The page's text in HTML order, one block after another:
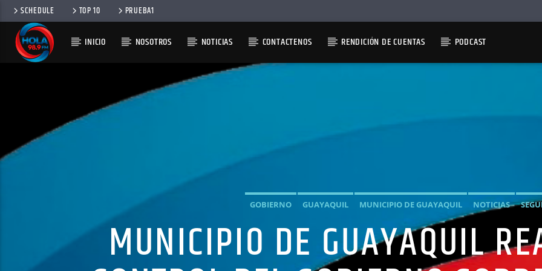
SCHEDULE TOP 10 PRUEBA1
INICIO NOSOTROS NOTICIAS CONTACTENOS RENDICIÓN DE CUENTAS PODCAST
GOBIERNO GUAYAQUIL MUNICIPIO DE GUAYAQUIL NOTICIAS
MUNICIPIO DE GUAYAQUIL